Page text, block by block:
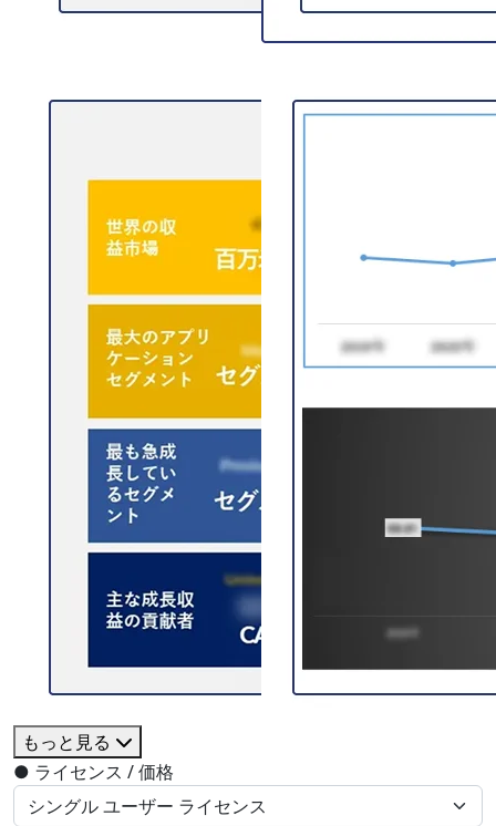
もっと見る
● ライセンス / 価格